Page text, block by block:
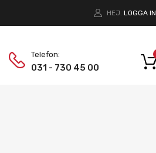
HEJ. LOGGA IN
Telefon:
031 - 730 45 00